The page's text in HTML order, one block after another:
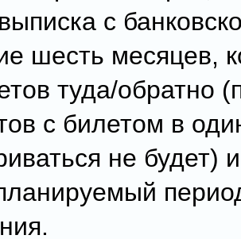
с
шесть месяцев,
туда/обратно
с билетом в
не будет)